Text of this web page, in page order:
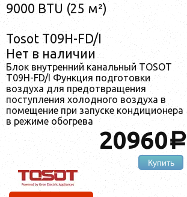
9000 BTU (25 м²)
Tosot T09H-FD/I
Нет в наличии
Блок внутренний канальный TOSOT
T09H-FD/I Функция подготовки
воздуха для предотвращения
поступления холодного воздуха в
помещение при запуске кондиционера
в режиме обогрева
20960a
Купить